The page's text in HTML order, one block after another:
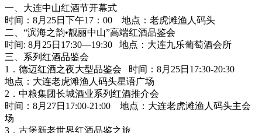
一、大连中山红酒节开幕式
时间：8月25日下午17：00 地点：老虎滩渔人码头
二、“滨海之韵•靓丽中山”高端红酒品鉴会
时间: 8月25日17:30—19:30 地点：大连九乐葡萄酒会所
三、系列红酒品鉴会
1．德迈红酒之夜大型品鉴会 时间：8月25日17:30-20:30
地点：大连老虎滩渔人码头星语广场
2．中粮集团长城酒业系列红酒推介会
时间：8月27日17:00-21:00 地点：大连老虎滩渔人码头主会
场
3．古堡新老世界红酒品鉴之旅